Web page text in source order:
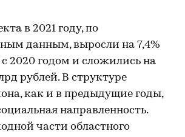
в 2021 году, по
данным, выросли на 7,4%
2020 годом и сложились на
рублей. В структуре
как и в предыдущие годы,
направленность.
части областного